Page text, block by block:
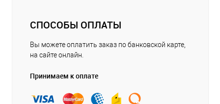
СПОСОБЫ ОПЛАТЫ
Вы можете оплатить заказ по банковской карте,
на сайте онлайн.
Принимаем к оплате